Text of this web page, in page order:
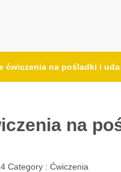
ćwiczenia na pośladki i
na
Category : Ćwiczenia